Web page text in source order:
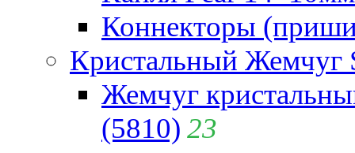
Коннекторы
Кристальный Жемчуг
Жемчуг
(5810) 23